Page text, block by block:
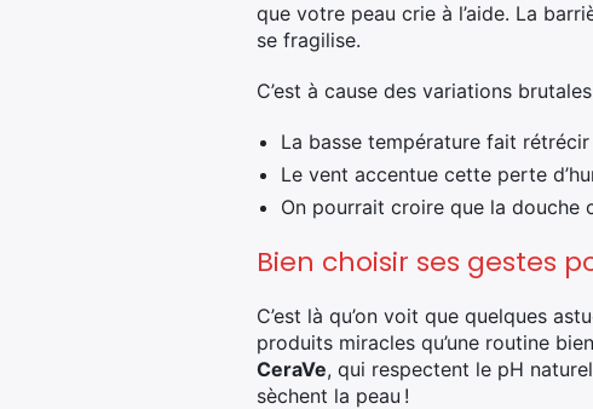
que votre peau crie à l’aide. La
se fragilise.
C’est à cause des variations
La basse température fait
Le vent accentue cette perte
On pourrait croire que la douche
Bien choisir ses gestes
C’est là qu’on voit que quelques
produits miracles qu’une routine
CeraVe, qui respectent le pH
sèchent la peau !